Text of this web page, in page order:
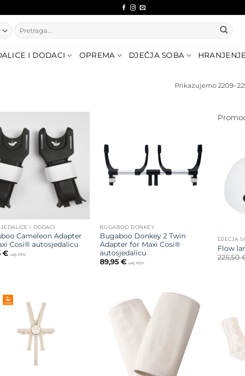
Pretraži:
I DODACI OPREMA DJEČJA SOBA
Prikazujemo
Dodajte
na listu
želja
I DODACI
Cameleon Adapter
Cosi® autosjedalicu
€ uklj. PDV
na listu
BUGABOO DONKEY
Bugaboo Donkey 2 Twin
Adapter for Maxi Cosi®
autosjedalicu
89,95 € uklj. PDV
DJEČJA
Flow
225,50
Dodajte
na listu
želja